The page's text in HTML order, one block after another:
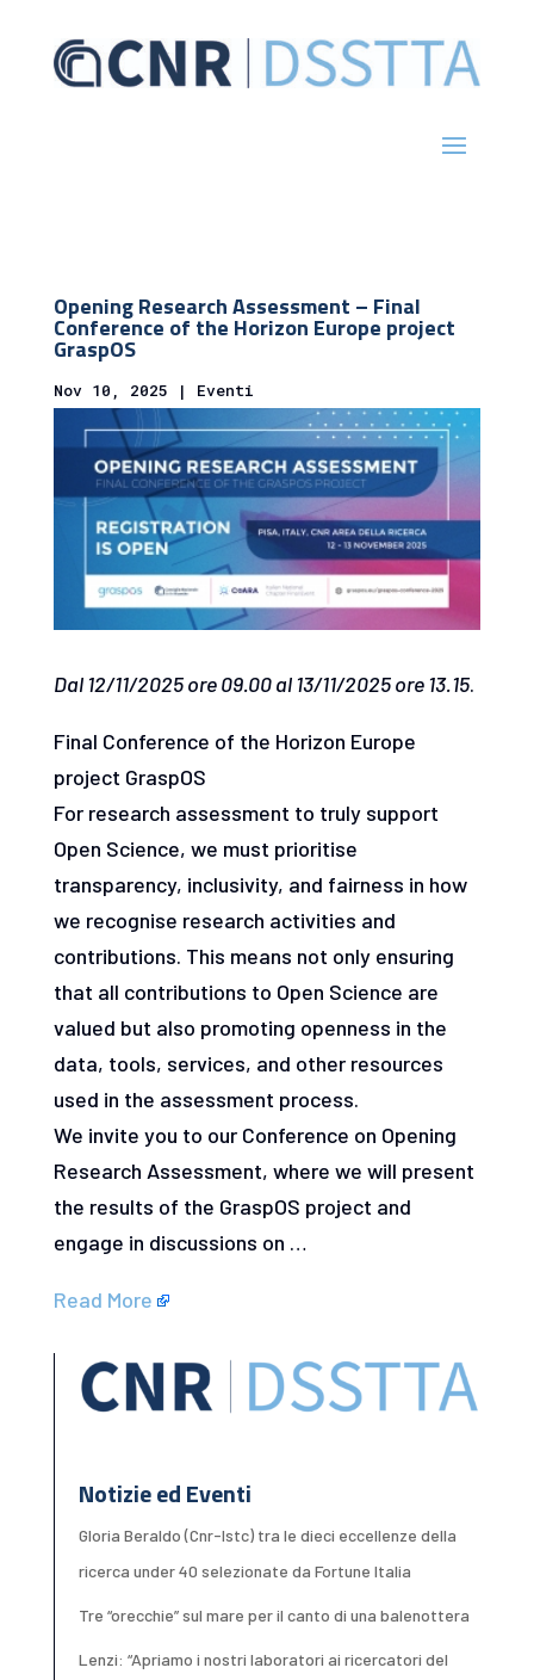
Opening Research Assessment – Final
Conference of the Horizon Europe project
GraspOS
Nov 10, 2025 | Eventi
Dal 12/11/2025 ore 09.00 al 13/11/2025 ore 13.15.
Final Conference of the Horizon Europe
project GraspOS
For research assessment to truly support
Open Science, we must prioritise
transparency, inclusivity, and fairness in how
we recognise research activities and
contributions. This means not only ensuring
that all contributions to Open Science are
valued but also promoting openness in the
data, tools, services, and other resources
used in the assessment process.
We invite you to our Conference on Opening
Research Assessment, where we will present
the results of the GraspOS project and
engage in discussions on …
Read More
Notizie ed Eventi
Gloria Beraldo (Cnr-Istc) tra le dieci eccellenze della
ricerca under 40 selezionate da Fortune Italia
Tre “orecchie” sul mare per il canto di una balenottera
Lenzi: “Apriamo i nostri laboratori ai ricercatori del